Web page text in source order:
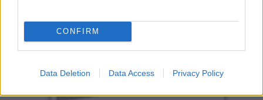
CONFIRM
Data Deletion Data Access Privacy Policy